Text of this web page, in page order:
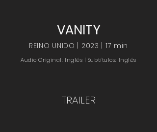
VANITY
REINO UNIDO | 2023 | 17 min
Audio Original: Inglés | Subtítulos: Inglés
TRAILER